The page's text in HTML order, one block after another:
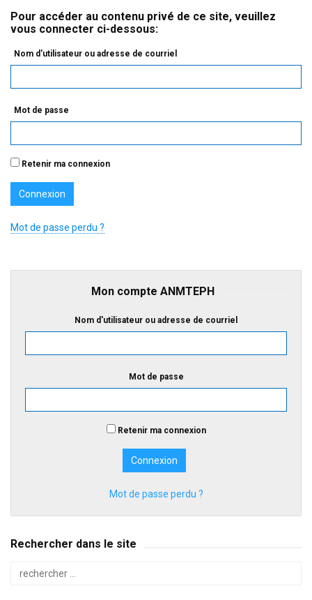
Pour accéder au contenu privé de ce site, veuillez
vous connecter ci-dessous:
Nom d'utilisateur ou adresse de courriel
Mot de passe
Retenir ma connexion
Mot de passe perdu ?
Mon compte ANMTEPH
Nom d'utilisateur ou adresse de courriel
Mot de passe
Retenir ma connexion
Mot de passe perdu ?
Rechercher dans le site